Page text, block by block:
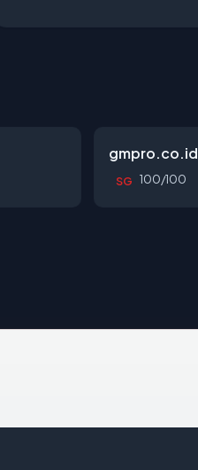
gmpro.co.id
SG 100/100